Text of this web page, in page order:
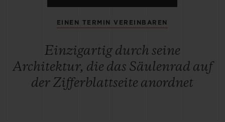
EINEN TERMIN VEREINBAREN
Einzigartig durch seine
Architektur, die das Säulenrad auf
der Zifferblattseite anordnet